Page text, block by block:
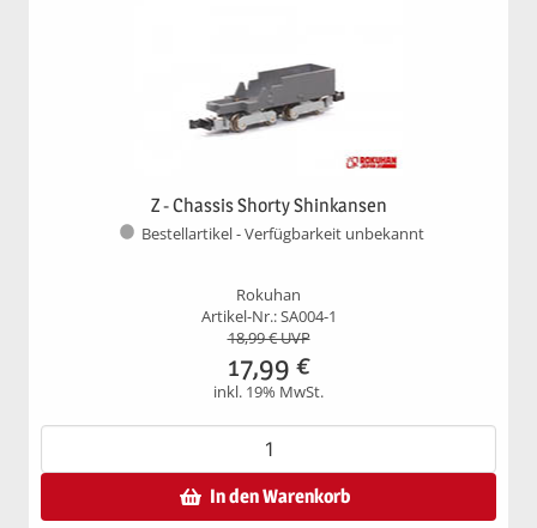
Z - Chassis Shorty Shinkansen
Bestellartikel - Verfügbarkeit unbekannt
Rokuhan
Artikel-Nr.: SA004-1
18,99€ UVP
17,99 €
inkl. 19% MwSt.
In den Warenkorb